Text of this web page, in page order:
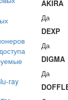
ray
AKIRA
Да
DEXP
Да
DIGMA
Да